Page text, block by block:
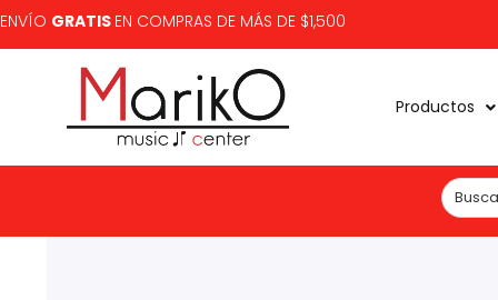
ENVÍO GRATIS EN COMPRAS DE MÁS DE $1,500
Productos